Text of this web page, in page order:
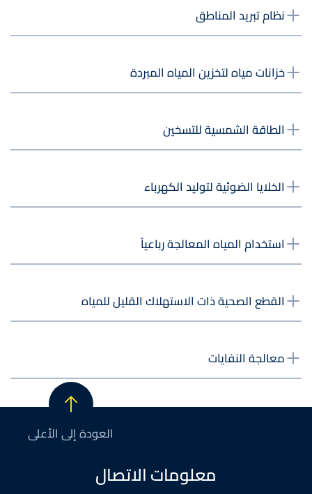
نظام تبريد المناطق
خزانات مياه لتخزين المياه المبردة
الطاقة الشمسية للتسخين
الخلايا الضوئية لتوليد الكهرباء
استخدام المياه المعالجة رباعياً
القطع الصحية ذات الاستهلاك القليل للمياه
معالجة النفايات
العودة إلى الأعلى
معلومات الاتصال